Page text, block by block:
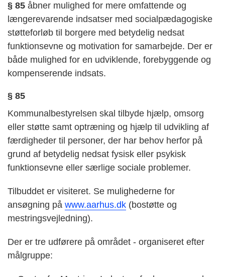
§ 85 åbner mulighed for mere omfattende og
længerevarende indsatser med socialpædagogiske
støtteforløb til borgere med betydelig nedsat
funktionsevne og motivation for samarbejde. Der er
både mulighed for en udviklende, forebyggende og
kompenserende indsats.
§ 85
Kommunalbestyrelsen skal tilbyde hjælp, omsorg
eller støtte samt optræning og hjælp til udvikling af
færdigheder til personer, der har behov herfor på
grund af betydelig nedsat fysisk eller psykisk
funktionsevne eller særlige sociale problemer.
Tilbuddet er visiteret. Se mulighederne for
ansøgning på www.aarhus.dk (bostøtte og
mestringsvejledning).
Der er tre udførere på området - organiseret efter
målgruppe: